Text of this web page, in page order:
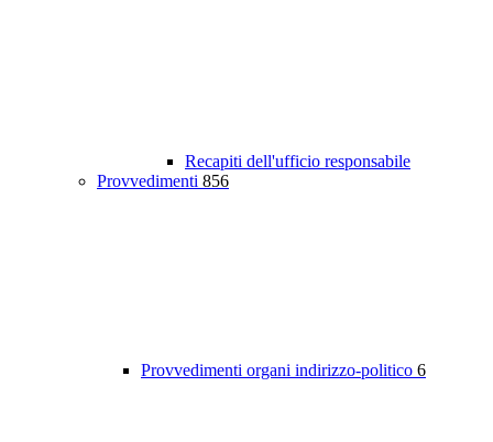
Recapiti dell'ufficio responsabile
Provvedimenti 856
Provvedimenti organi indirizzo-politico 6